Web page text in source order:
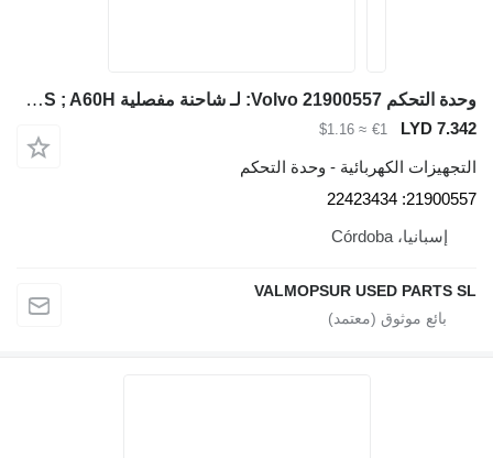
وحدة التحكم Volvo 21900557: لـ شاحنة مفصلية Volvo A25F/G ; A30F/G ; A35F/G ; A35F/GFS ; A40F/G ; A40F/G FS ; EC480E ; EC350E ; EC380EHR ; EC480EHR ; EC950E ; EC750E ; A25G ; A30G ; A35G ; A40G ; A45G ; A45GFS ; A60H
LYD 7.342
€1
≈ $1.16
التجهيزات الكهربائية - وحدة التحكم
21900557: 22423434
إسبانيا، Córdoba
VALMOPSUR USED PARTS SL